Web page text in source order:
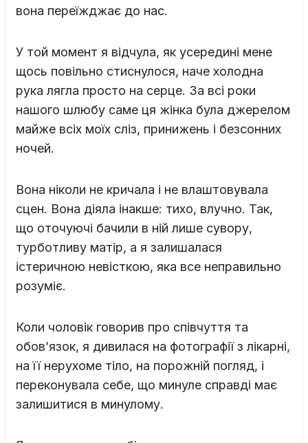
вона переїжджає до нас.
У той момент я відчула, як усередині мене
щось повільно стиснулося, наче холодна
рука лягла просто на серце. За всі роки
нашого шлюбу саме ця жінка була джерелом
майже всіх моїх сліз, принижень і безсонних
ночей.
Вона ніколи не кричала і не влаштовувала
сцен. Вона діяла інакше: тихо, влучно. Так,
що оточуючі бачили в ній лише сувору,
турботливу матір, а я залишалася
істеричною невісткою, яка все неправильно
розуміє.
Коли чоловік говорив про співчуття та
обов’язок, я дивилася на фотографії з лікарні,
на її нерухоме тіло, на порожній погляд, і
переконувала себе, що минуле справді має
залишитися в минулому.